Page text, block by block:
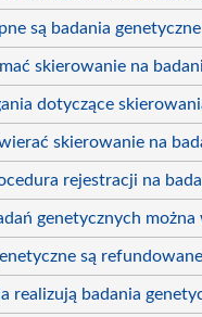
są badania
skierowanie na
dotyczące
skierowanie na
rejestracji na
genetycznych
są
realizują badania